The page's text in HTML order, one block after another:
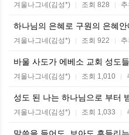
겨울나그네(김성*) | 조회 828 |
하나님의 은혜로 구원의 은혜
겨울나그네(김성*) | 조회 922 |
바울 사도가 에베소 교회 성도
겨울나그네(김성*) | 조회 1,010 |
성도 된 나는 하나님으로 부터
겨울나그네(김성*) | 조회 1,033 |